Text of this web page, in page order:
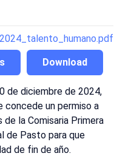
Download
de diciembre de 2024,
concede un permiso a
la Comisaria Primera
de Pasto para que
de fin de año.